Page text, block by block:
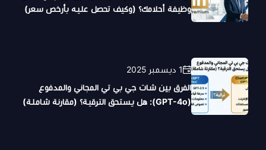
وظيفة أحلامك؟ (وكيف تحصل عليه بأرخص سعر)
1 ديسمبر 2025
الفرق بين شات جي بي تي المجاني والمدفوع
(GPT-4o): هل يستحق الترقية؟ (مقارنة شاملة)